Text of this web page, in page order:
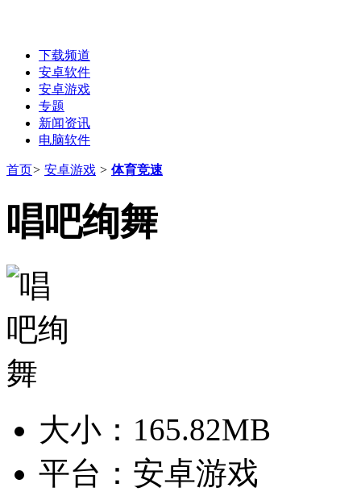
下载频道
安卓软件
安卓游戏
专题
新闻资讯
电脑软件
首页> 安卓游戏 > 体育竞速
唱吧绚舞
大小： 165.82MB
平台： 安卓游戏